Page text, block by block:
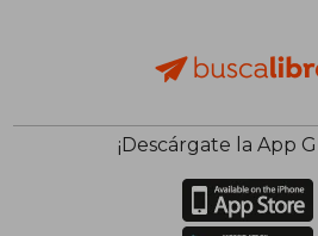
¡Descárgate la App